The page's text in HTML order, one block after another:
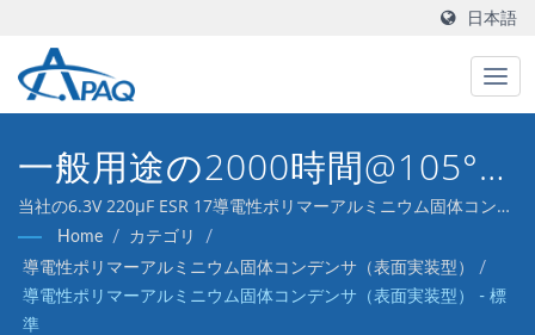
日本語
一般用途の2000時間@105°C
固体アルミニウム電解コンデ
ンサで、安定した電圧調整と
リップルフィルタリング性能
当社の6.3V 220μF ESR 17導電性ポリマーアルミニウム固体コンデ
ンサ（ラジアルリード型）は、DC-DCコンバータ、電圧レギュレ
ータ、およびデカップリングアプリケーションに対応するように
設計されています。
Home / カテゴリ
/
導電性ポリマーアルミニウム固体コンデンサ（表面実装型）
/
導電性ポリマーアルミニウム固体コンデンサ（表面実装型） - 標
準